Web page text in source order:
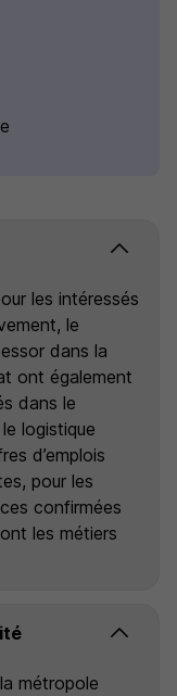
les intéressés
le
dans la
ont également
dans le
logistique
d’emplois
pour les
confirmées
les métiers
métropole